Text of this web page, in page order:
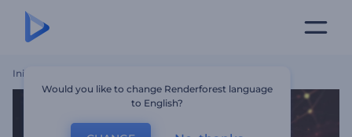
Inicio
Would you like to change Renderforest language
to English?